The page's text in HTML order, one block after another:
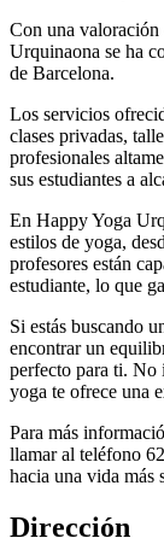
Con una valoración
Urquinaona se ha
de Barcelona.
Los servicios
clases privadas,
profesionales
sus estudiantes a
En Happy Yoga
estilos de yoga,
profesores están
estudiante, lo que
Si estás buscando
encontrar un
perfecto para ti. No
yoga te ofrece una
Para más
llamar al teléfono
hacia una vida más
Dirección